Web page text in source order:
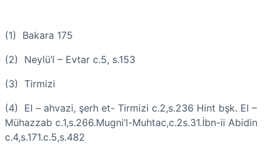
(1) Bakara 175
(2) Neylü’l – Evtar c.5, s.153
(3) Tirmizi
(4) El – ahvazi, şerh et- Tirmizi c.2,s.236 Hint bşk. El –
Mühazzab c.1,s.266.Mugni’l-Muhtac,c.2s.31.İbn-ii Abidin
c.4,s.171.c.5,s.482